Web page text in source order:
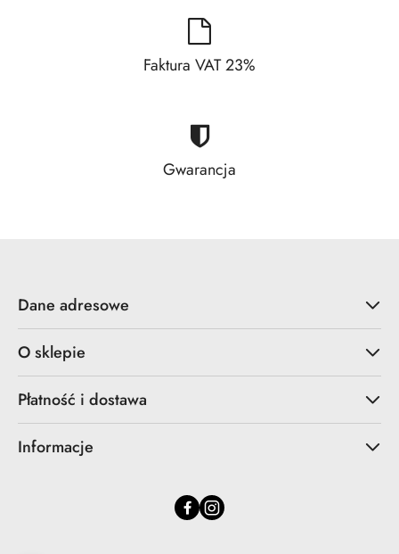
Faktura VAT 23%
Gwarancja
Dane adresowe
O sklepie
Płatność i dostawa
Informacje